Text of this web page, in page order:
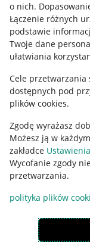
o nich.
Łączenie różnych
podstawie
Twoje dane
ułatwiania
Cele przetwarzania
dostępnych pod
plików cookies.
Zgodę wyrażasz
Możesz ją w
zakładce
Wycofanie zgody
przetwarzania.
polityka plików
Regulamin
Polityka plików
Ustawienia plików
Udostępnianie
Informacje dla Aktu
Pobierz aplikację